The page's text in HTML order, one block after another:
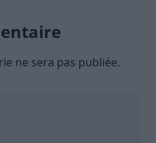
ne sera pas publiée.